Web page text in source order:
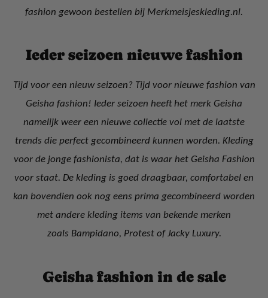
fashion gewoon bestellen bij Merkmeisjeskleding.nl.
Ieder seizoen nieuwe fashion
Tijd voor een nieuw seizoen? Tijd voor nieuwe fashion van
Geisha fashion! Ieder seizoen heeft het merk Geisha
namelijk weer een nieuwe collectie vol met de laatste
trends die perfect gecombineerd kunnen worden. Kleding
voor de jonge fashionista, dat is waar het Geisha Fashion
voor staat. De kleding is goed draagbaar, comfortabel en
kan bovendien ook nog eens prima gecombineerd worden
met andere kleding items van bekende merken
zoals Bampidano, Protest of Jacky Luxury.
Geisha fashion in de sale